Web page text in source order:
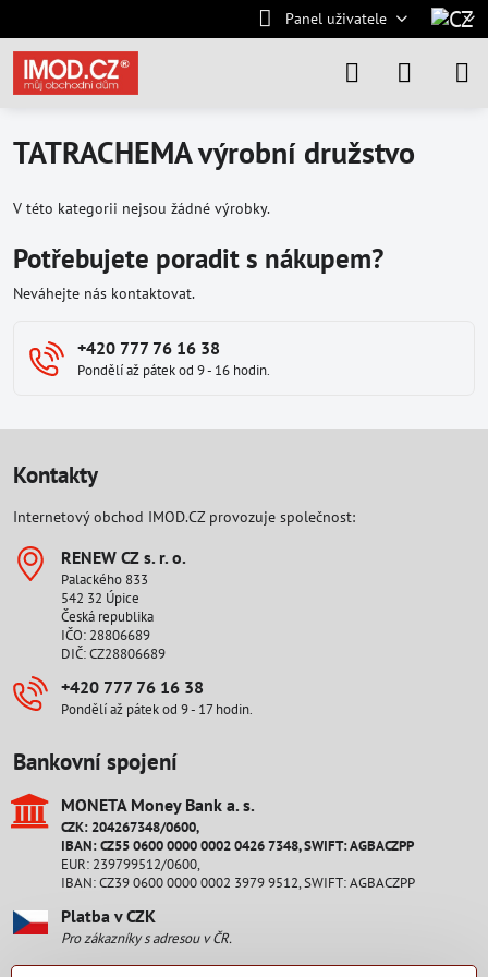
Panel uživatele
TATRACHEMA výrobní družstvo
V této kategorii nejsou žádné výrobky.
Potřebujete poradit s nákupem?
Neváhejte nás kontaktovat.
+420 777 76 16 38
Pondělí až pátek od 9 - 16 hodin.
Kontakty
Internetový obchod IMOD.CZ provozuje společnost:
RENEW CZ s​. r​. o​.
Palackého 833
542 32 Úpice
Česká republika
IČO: 28806689
DIČ: CZ28806689
+420 777 76 16 38
Pondělí až pátek od 9 - 17 hodin.
Bankovní spojení
MONETA Money Bank a​. s​.
CZK: 204267348/0600,
IBAN: CZ55 0600 0000 0002 0426 7348, SWIFT: AGBACZPP
EUR: 239799512/0600,
IBAN: CZ39 0600 0000 0002 3979 9512, SWIFT: AGBACZPP
Platba v CZK
Pro zákazníky s adresou v ČR.
Platba v EUR